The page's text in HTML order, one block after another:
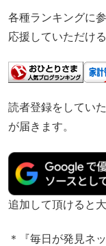
各種ランキングに参
応援していただけ
読者登録をしてい
が届きます。
追加して頂けると
＊『毎日が発見ネ